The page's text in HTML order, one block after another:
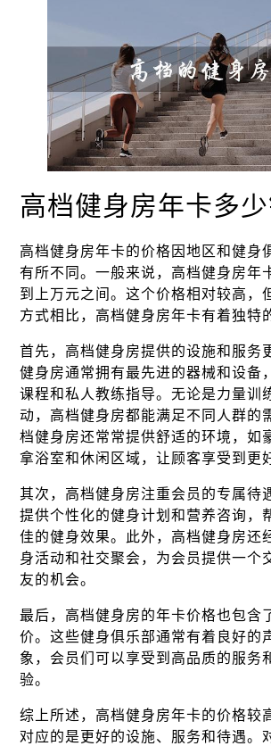
高档健身房年卡多
高档健身房年卡的价格因地区和健身
有所不同。一般来说，高档健身房年
到上万元之间。这个价格相对较高，
方式相比，高档健身房年卡有着独特
首先，高档健身房提供的设施和服务
健身房通常拥有最先进的器械和设备
课程和私人教练指导。无论是力量训
动，高档健身房都能满足不同人群的
档健身房还常常提供舒适的环境，如
拿浴室和休闲区域，让顾客享受到更
其次，高档健身房注重会员的专属待
提供个性化的健身计划和营养咨询，
佳的健身效果。此外，高档健身房还
身活动和社交聚会，为会员提供一个
友的机会。
最后，高档健身房的年卡价格也包含
价。这些健身俱乐部通常有着良好的
象，会员们可以享受到高品质的服务
验。
综上所述，高档健身房年卡的价格较
对应的是更好的设施、服务和待遇。